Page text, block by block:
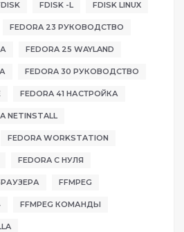
FDISK -L FDISK LINUX
FEDORA 23 РУКОВОДСТВО
FEDORA 25 WAYLAND
FEDORA 30 РУКОВОДСТВО
FEDORA 41 НАСТРОЙКА
NETINSTALL
FEDORA WORKSTATION
FEDORA С НУЛЯ
FFMPEG
FFMPEG КОМАНДЫ